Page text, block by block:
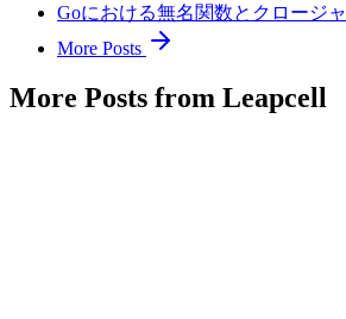
Goにおける無名関数とクロージャ
More Posts
More Posts from Leapcell